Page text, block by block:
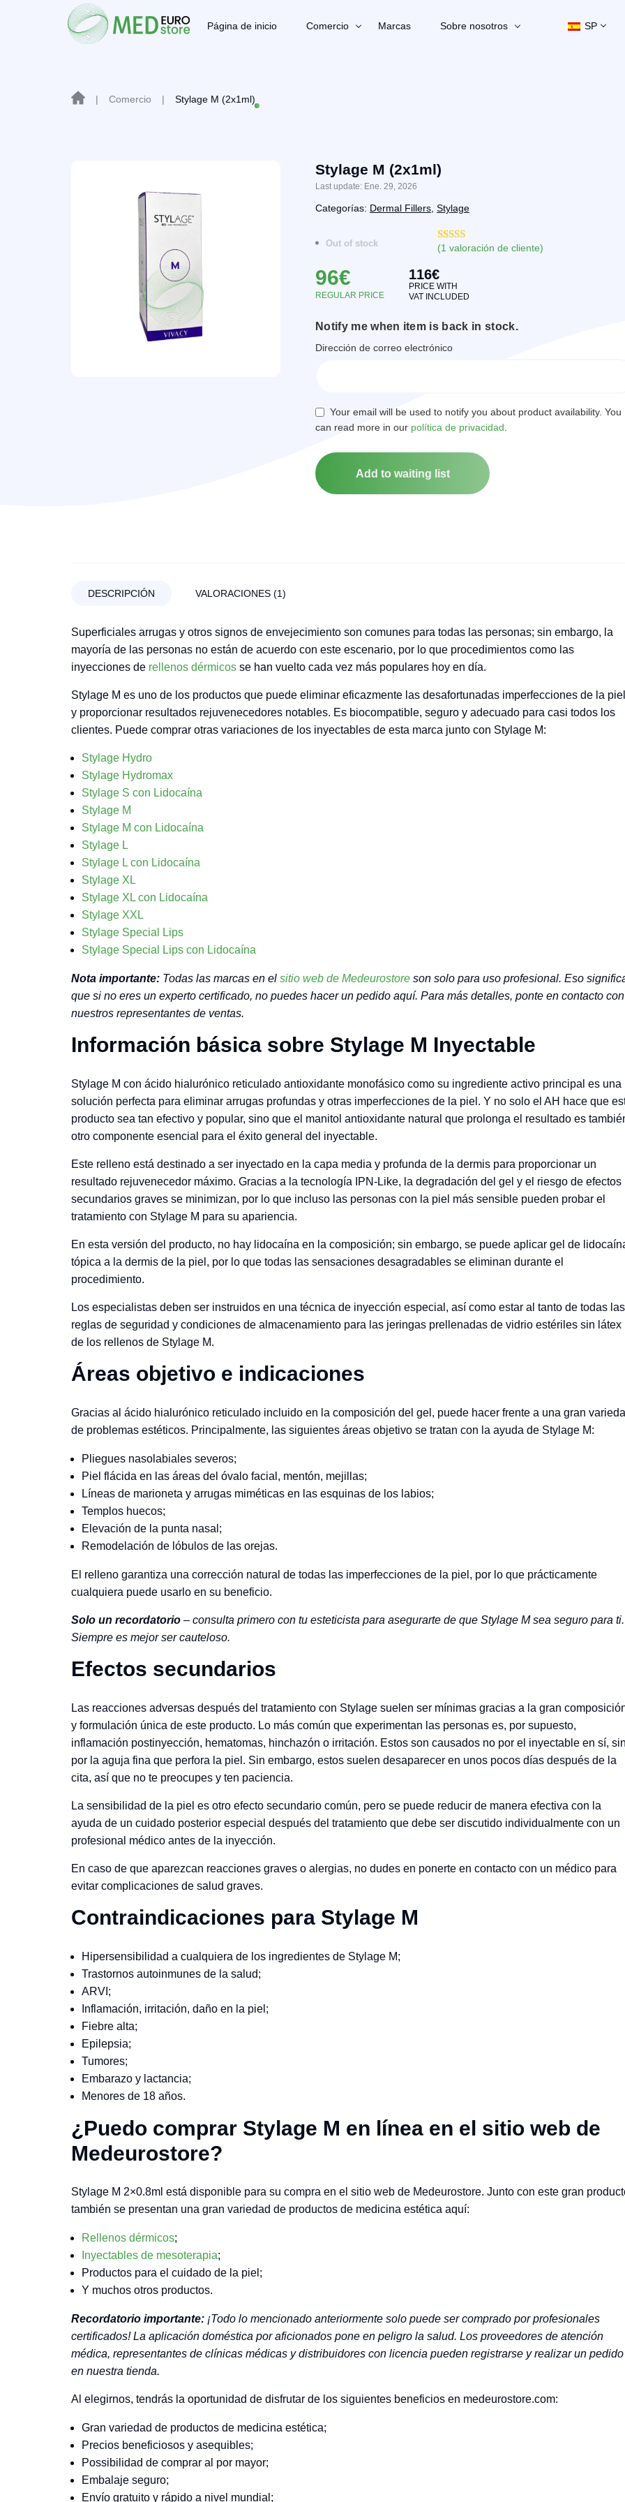
Página de inicio Comercio Marcas Sobre nosotros SP
| Comercio | Stylage M (2x1ml)
Stylage M (2x1ml)
Last update: Ene. 29, 2026
Categorías: Dermal Fillers, Stylage
Out of stock
Valorado
5 en base a
17
valoraciones
de clientes
(1 valoración de cliente)
96€
REGULAR PRICE
116€
PRICE WITH
VAT INCLUDED
Notify me when item is back in stock.
Dirección de correo electrónico
Your email will be used to notify you about product availability. You
can read more in our política de privacidad.
DESCRIPCIÓN VALORACIONES (1)
Superficiales arrugas y otros signos de envejecimiento son comunes para todas las personas; sin embargo, la
mayoría de las personas no están de acuerdo con este escenario, por lo que procedimientos como las
inyecciones de rellenos dérmicos se han vuelto cada vez más populares hoy en día.
Stylage M es uno de los productos que puede eliminar eficazmente las desafortunadas imperfecciones de la piel
y proporcionar resultados rejuvenecedores notables. Es biocompatible, seguro y adecuado para casi todos los
clientes. Puede comprar otras variaciones de los inyectables de esta marca junto con Stylage M:
Stylage Hydro
Stylage Hydromax
Stylage S con Lidocaína
Stylage M
Stylage M con Lidocaína
Stylage L
Stylage L con Lidocaína
Stylage XL
Stylage XL con Lidocaína
Stylage XXL
Stylage Special Lips
Stylage Special Lips con Lidocaína
Nota importante: Todas las marcas en el sitio web de Medeurostore son solo para uso profesional. Eso
que si no eres un experto certificado, no puedes hacer un pedido aquí. Para más detalles, ponte en contacto con
nuestros representantes de ventas.
Información básica sobre Stylage M Inyectable
Stylage M con ácido hialurónico reticulado antioxidante monofásico como su ingrediente activo principal es una
solución perfecta para eliminar arrugas profundas y otras imperfecciones de la piel. Y no solo el AH hace que
producto sea tan efectivo y popular, sino que el manitol antioxidante natural que prolonga el resultado es
otro componente esencial para el éxito general del inyectable.
Este relleno está destinado a ser inyectado en la capa media y profunda de la dermis para proporcionar un
resultado rejuvenecedor máximo. Gracias a la tecnología IPN-Like, la degradación del gel y el riesgo de efectos
secundarios graves se minimizan, por lo que incluso las personas con la piel más sensible pueden probar el
tratamiento con Stylage M para su apariencia.
En esta versión del producto, no hay lidocaína en la composición; sin embargo, se puede aplicar gel de
tópica a la dermis de la piel, por lo que todas las sensaciones desagradables se eliminan durante el
procedimiento.
Los especialistas deben ser instruidos en una técnica de inyección especial, así como estar al tanto de todas las
reglas de seguridad y condiciones de almacenamiento para las jeringas prellenadas de vidrio estériles sin látex
de los rellenos de Stylage M.
Áreas objetivo e indicaciones
Gracias al ácido hialurónico reticulado incluido en la composición del gel, puede hacer frente a una gran
de problemas estéticos. Principalmente, las siguientes áreas objetivo se tratan con la ayuda de Stylage M:
Pliegues nasolabiales severos;
Piel flácida en las áreas del óvalo facial, mentón, mejillas;
Líneas de marioneta y arrugas miméticas en las esquinas de los labios;
Templos huecos;
Elevación de la punta nasal;
Remodelación de lóbulos de las orejas.
El relleno garantiza una corrección natural de todas las imperfecciones de la piel, por lo que prácticamente
cualquiera puede usarlo en su beneficio.
Solo un recordatorio – consulta primero con tu esteticista para asegurarte de que Stylage M sea seguro para ti.
Siempre es mejor ser cauteloso.
Efectos secundarios
Las reacciones adversas después del tratamiento con Stylage suelen ser mínimas gracias a la gran
y formulación única de este producto. Lo más común que experimentan las personas es, por supuesto,
inflamación postinyección, hematomas, hinchazón o irritación. Estos son causados no por el inyectable en sí,
por la aguja fina que perfora la piel. Sin embargo, estos suelen desaparecer en unos pocos días después de la
cita, así que no te preocupes y ten paciencia.
La sensibilidad de la piel es otro efecto secundario común, pero se puede reducir de manera efectiva con la
ayuda de un cuidado posterior especial después del tratamiento que debe ser discutido individualmente con un
profesional médico antes de la inyección.
En caso de que aparezcan reacciones graves o alergias, no dudes en ponerte en contacto con un médico para
evitar complicaciones de salud graves.
Contraindicaciones para Stylage M
Hipersensibilidad a cualquiera de los ingredientes de Stylage M;
Trastornos autoinmunes de la salud;
ARVI;
Inflamación, irritación, daño en la piel;
Fiebre alta;
Epilepsia;
Tumores;
Embarazo y lactancia;
Menores de 18 años.
¿Puedo comprar Stylage M en línea en el sitio web de
Medeurostore?
Stylage M 2×0.8ml está disponible para su compra en el sitio web de Medeurostore. Junto con este gran
también se presentan una gran variedad de productos de medicina estética aquí:
Rellenos dérmicos;
Inyectables de mesoterapia;
Productos para el cuidado de la piel;
Y muchos otros productos.
Recordatorio importante: ¡Todo lo mencionado anteriormente solo puede ser comprado por profesionales
certificados! La aplicación doméstica por aficionados pone en peligro la salud. Los proveedores de atención
médica, representantes de clínicas médicas y distribuidores con licencia pueden registrarse y realizar un pedido
en nuestra tienda.
Al elegirnos, tendrás la oportunidad de disfrutar de los siguientes beneficios en medeurostore.com:
Gran variedad de productos de medicina estética;
Precios beneficiosos y asequibles;
Possibilidad de comprar al por mayor;
Embalaje seguro;
Envío gratuito y rápido a nivel mundial;